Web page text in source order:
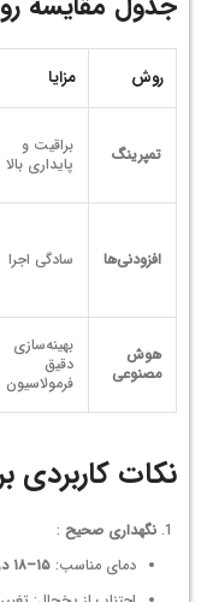
روش مزایا
تمپرینگ
براقیت و
پایداری بالا
افزودنی‌ها سادگی اجرا
هوش
مصنوعی
بهینه‌سازی
دقیق
فرمولاسیون
نکات کاربردی
نگهداری صحیح :
دمای مناسب: ۱۵–۱۸ درجه سانتیگراد